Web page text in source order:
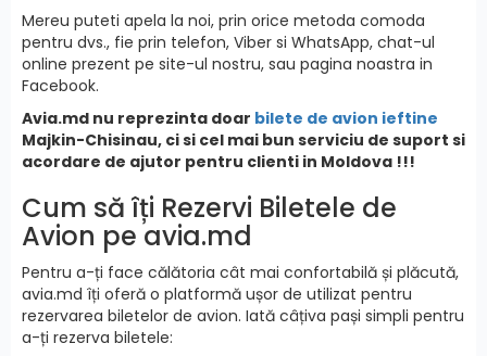
Mereu puteti apela la noi, prin orice metoda comoda
pentru dvs., fie prin telefon, Viber si WhatsApp, chat-ul
online prezent pe site-ul nostru, sau pagina noastra in
Facebook.
Avia.md nu reprezinta doar bilete de avion ieftine
Majkin-Chisinau, ci si cel mai bun serviciu de suport si
acordare de ajutor pentru clienti in Moldova !!!
Cum să îți Rezervi Biletele de
Avion pe avia.md
Pentru a-ți face călătoria cât mai confortabilă și plăcută,
avia.md îți oferă o platformă ușor de utilizat pentru
rezervarea biletelor de avion. Iată câțiva pași simpli pentru
a-ți rezerva biletele: